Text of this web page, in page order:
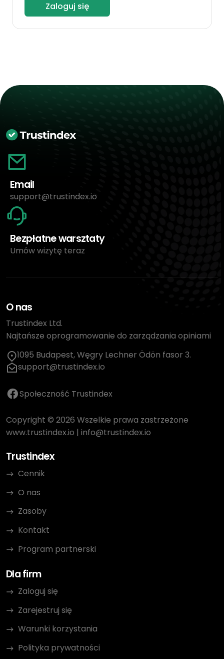
Zaloguj się
Email
support@trustindex.io
Bezpłatne warsztaty
Umów wizytę teraz
O nas
Trustindex Ltd.
Najtańsze oprogramowanie do zarządzania opiniami
1095 Budapest, Węgry Lechner Ödön fasor 3.
support@trustindex.io
Społeczność Trustindex
Copyright © 2026 Wszelkie prawa zastrzeżone
www.trustindex.io | info@trustindex.io
Trustindex
Cennik
O nas
Zasoby
Kontakt
Program partnerski
Dla firm
Zaloguj się
Zarejestruj się
Warunki korzystania
Polityka prywatności